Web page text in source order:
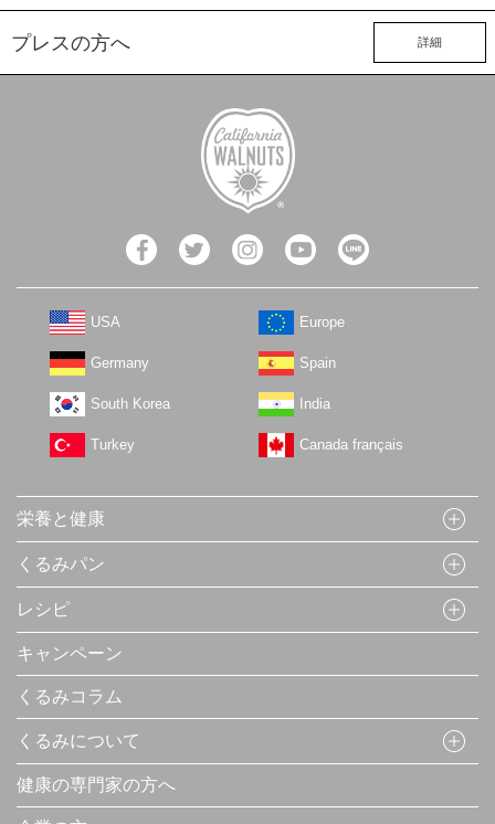
プレスの方へ 詳細
USA Europe
Germany Spain
South Korea India
Turkey Canada français
栄養と健康
くるみパン
レシピ
キャンペーン
くるみコラム
くるみについて
健康の専門家の方へ